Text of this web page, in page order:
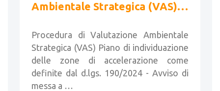
Ambientale Strategica (VAS) -
Forum Pubblico
Procedura di Valutazione Ambientale
Strategica (VAS) Piano di individuazione
delle zone di accelerazione come
definite dal d.lgs. 190/2024 - Avviso di
messa a …